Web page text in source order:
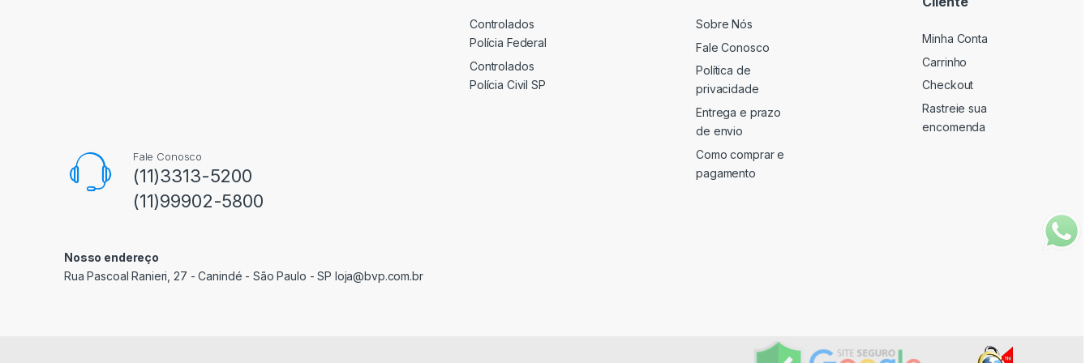
Fale Conosco
(11)3313-5200
(11)99902-5800
Nosso endereço
Rua Pascoal Ranieri, 27 - Canindé - São Paulo - SP loja@bvp.com.br
Controlados
Polícia Federal
Controlados
Polícia Civil SP
Sobre Nós
Fale Conosco
Política de
privacidade
Entrega e prazo
de envio
Como comprar e
pagamento
Minha Conta
Carrinho
Checkout
Rastreie sua
encomenda